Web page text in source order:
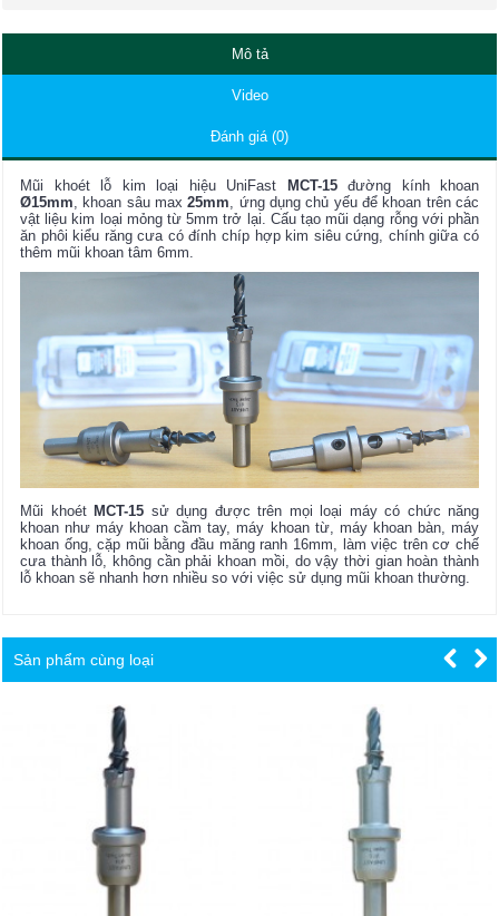
Mô tả
Video
Đánh giá (0)
Mũi khoét lỗ kim loại hiệu UniFast MCT-15đường kính khoan
Ø15mm, khoan sâu max25mm, ứng dụng chủ yếu để khoan trên các
vật liệu kim loại mỏng từ 5mm trở lại. Cấu tạo mũi dạng rỗng với phần
ăn phôi kiểu răng cưa có đính chíp hợp kim siêu cứng, chính giữa có
thêm mũi khoan tâm 6mm.
Mũi khoét MCT-15 sử dụng được trên mọi loại máy có chức năng
khoan như máy khoan cầm tay, máy khoan từ, máy khoan bàn, máy
khoan ống, cặp mũi bằng đầu măng ranh 16mm, làm việc trên cơ chế
cưa thành lỗ, không cần phải khoan mồi, do vậy thời gian hoàn thành
lỗ khoan sẽ nhanh hơn nhiều so với việc sử dụng mũi khoan thường.
Sản phẩm cùng loại